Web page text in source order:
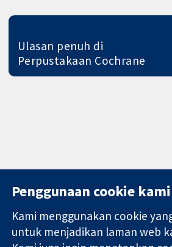
Ulasan penuh di
Perpustakaan Cochrane
11-13 Cavendish
Square
Penggunaan cookie kami
Kami menggunakan cookie
untuk menjadikan laman web